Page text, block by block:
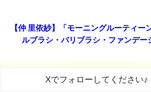
【仲 里依紗】「モーニングルーティー
ルブラシ・バリブラシ・ファンデー
Xでフォローしてください♪